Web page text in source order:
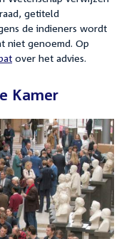
getiteld
de indieners wordt
niet genoemd. Op
over het advies.
Kamer